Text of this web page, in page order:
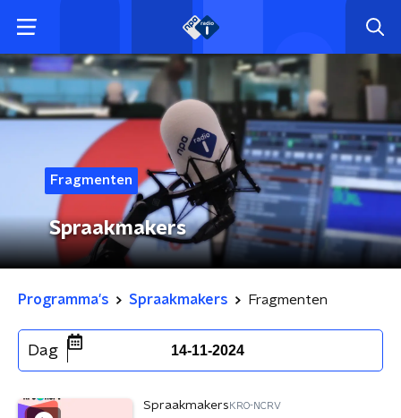
Fragmenten
Spraakmakers
Programma's Spraakmakers Fragmenten
Dag 14-11-2024
Spraakmakers KRO-NCRV